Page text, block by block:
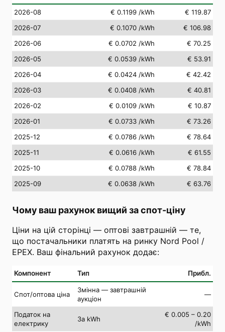
2026-08 € 0.1199 /kWh
€ 119.87
2026-07
€ 0.1070 /kWh
€ 106.98
2026-06
€ 0.0702 /kWh
€ 70.25
2026-05
€ 0.0539 /kWh
€ 53.91
2026-04
€ 0.0424 /kWh
€ 42.42
2026-03
€ 0.0408 /kWh
€ 40.81
2026-02
€ 0.0109 /kWh
€ 10.87
2026-01
€ 0.0733 /kWh
€ 73.26
2025-12
€ 0.0786 /kWh
€ 78.64
2025-11
€ 0.0616 /kWh
€ 61.55
2025-10
€ 0.0788 /kWh
€ 78.84
2025-09
€ 0.0638 /kWh € 63.76
Чому ваш рахунок вищий за спот-ціну
Ціни на цій сторінці — оптові завтрашній — те,
що постачальники платять на ринку Nord Pool /
EPEX. Ваш фінальний рахунок додає:
Компонент Тип Прибл.
Спот/оптова ціна
Змінна — завтрашній
аукціон
—
Податок на
електрику
За kWh
€ 0.005 – 0.20
/kWh